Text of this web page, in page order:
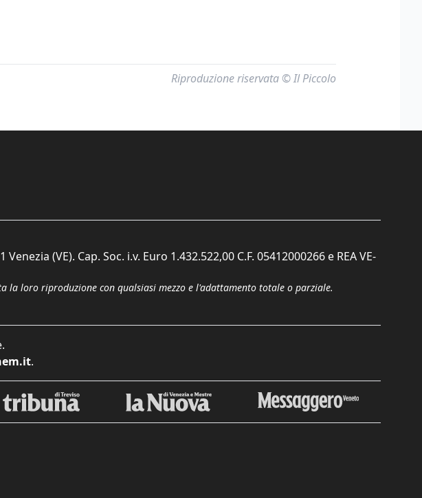
Riproduzione riservata © Il Piccolo
(VE). Cap. Soc. i.v. Euro 1.432.522,00 C.F. 05412000266 e REA VE-
loro riproduzione con qualsiasi mezzo e l'adattamento totale o parziale.
.